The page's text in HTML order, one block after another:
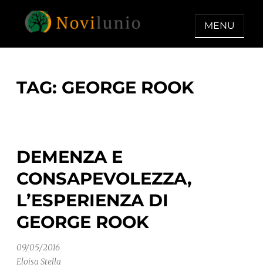
NOVILUNIO
Un aiuto con concreto dopo la
MENU
TAG: GEORGE ROOK
DEMENZA E
CONSAPEVOLEZZA,
L’ESPERIENZA DI
GEORGE ROOK
09/05/2016
Eloisa Stella